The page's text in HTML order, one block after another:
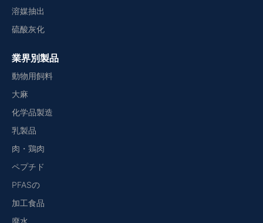
溶媒抽出
硫酸灰化
業界別製品
動物用飼料
大麻
化学品製造
乳製品
肉・鶏肉
ペプチド
PFASの
加工食品